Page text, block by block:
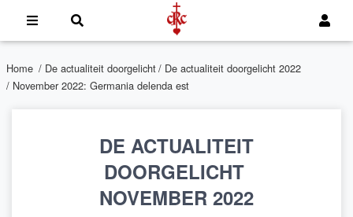
Home / De actualiteit doorgelicht/ De actualiteit doorgelicht 2022
/ November 2022: Germania delenda est
DE ACTUALITEIT
DOORGELICHT
NOVEMBER 2022